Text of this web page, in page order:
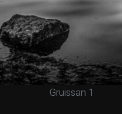
Gruissan 1